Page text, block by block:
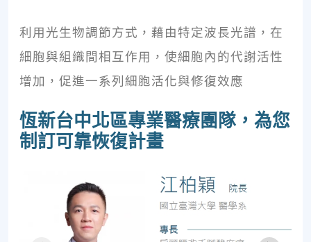
利用光生物調節方式，藉由特定波長光譜，在
細胞與組織間相互作用，使細胞內的代謝活性
增加，促進一系列細胞活化與修復效應
恆新台中北區專業醫療團隊，為您
制訂可靠恢復計畫